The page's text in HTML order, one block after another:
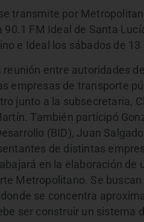
transmite por
90.1 FM Ideal de Santa
e Ideal los sábados de 13
reunión entre autoridades
empresas de transporte
junto a la subsecretaria,
También participó
(BID), Juan
de distintas
en la elaboración de
Metropolitano. Se
se concentra
ser construir un sistema